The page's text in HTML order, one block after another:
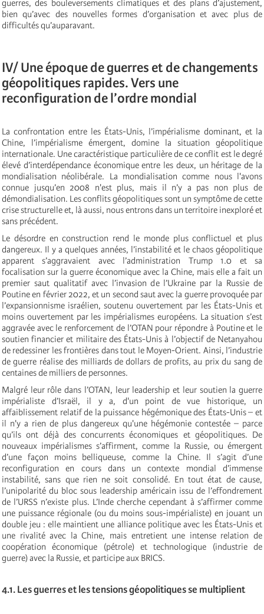
guerres, des bouleversements climatiques et des plans d’ajustement,
bien qu’avec des nouvelles formes d’organisation et avec plus de
difficultés qu’auparavant.
IV/ Une époque de guerres et de changements
géopolitiques rapides. Vers une
reconfiguration de l’ordre mondial
La confrontation entre les États-Unis, l’impérialisme dominant, et la
Chine, l’impérialisme émergent, domine la situation géopolitique
internationale. Une caractéristique particulière de ce conflit est le degré
élevé d’interdépendance économique entre les deux, un héritage de la
mondialisation néolibérale. La mondialisation comme nous l'avons
connue jusqu’en 2008 n'est plus, mais il n’y a pas non plus de
démondialisation. Les conflits géopolitiques sont un symptôme de cette
crise structurelle et, là aussi, nous entrons dans un territoire inexploré et
sans précédent.
Le désordre en construction rend le monde plus conflictuel et plus
dangereux. Il y a quelques années, l’instabilité et le chaos géopolitique
apparent s’aggravaient avec l’administration Trump 1.0 et sa
focalisation sur la guerre économique avec la Chine, mais elle a fait un
premier saut qualitatif avec l’invasion de l’Ukraine par la Russie de
Poutine en février 2022, et un second saut avec la guerre provoquée par
l’expansionnisme israélien, soutenu ouvertement par les États-Unis et
moins ouvertement par les impérialismes européens. La situation s’est
aggravée avec le renforcement de l’OTAN pour répondre à Poutine et le
soutien financier et militaire des États-Unis à l’objectif de Netanyahou
de redessiner les frontières dans tout le Moyen-Orient. Ainsi, l’industrie
de guerre réalise des milliards de dollars de profits, au prix du sang de
centaines de milliers de personnes.
Malgré leur rôle dans l’OTAN, leur leadership et leur soutien la guerre
impérialiste d’Israël, il y a, d'un point de vue historique, un
affaiblissement relatif de la puissance hégémonique des États-Unis – et
il n'y a rien de plus dangereux qu'une hégémonie contestée – parce
qu’ils ont déjà des concurrents économiques et géopolitiques. De
nouveaux impérialismes s’affirment, comme la Russie, ou émergent
d’une façon moins belliqueuse, comme la Chine. Il s’agit d’une
reconfiguration en cours dans un contexte mondial d’immense
instabilité, sans que rien ne soit consolidé. En tout état de cause,
l’unipolarité du bloc sous leadership américain issu de l’effondrement
de l’URSS n’existe plus. L’Inde cherche cependant à s’affirmer comme
une puissance régionale (ou du moins sous-impérialiste) en jouant un
double jeu : elle maintient une alliance politique avec les États-Unis et
une rivalité avec la Chine, mais entretient une intense relation de
coopération économique (pétrole) et technologique (industrie de
guerre) avec la Russie, et participe aux BRICS.
4.1. Les guerres et les tensions géopolitiques se multiplient